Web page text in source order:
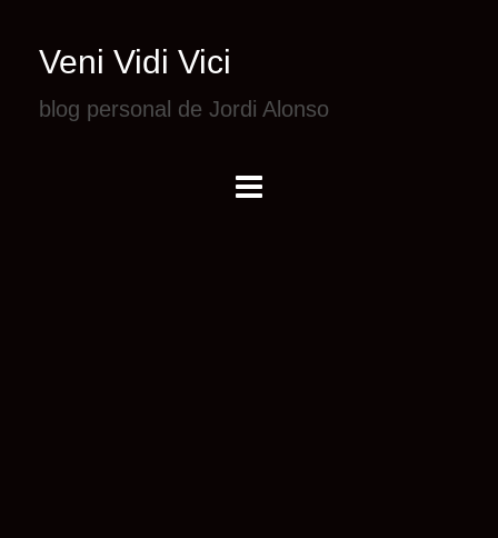
Veni Vidi Vici
blog personal de Jordi Alonso